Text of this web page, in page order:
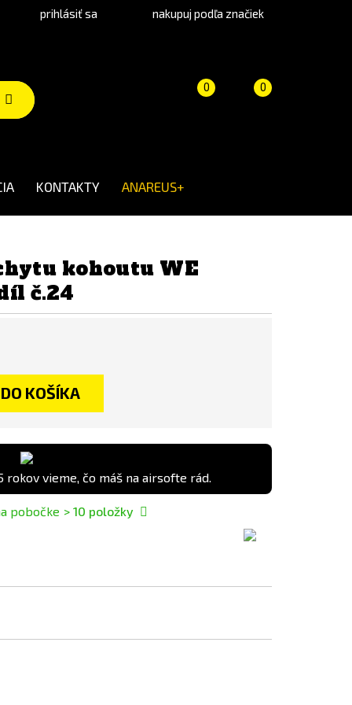
prihlásiť sa nakupuj podľa značiek
Košík 0
(prázdny)
Porovnanie
0
KONTAKTY ANAREUS+
kohoutu WE
č.24
DO KOŠÍKA
rokov vieme, čo máš na airsofte rád.
pobočke > 10 položky